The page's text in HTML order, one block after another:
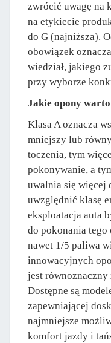
zwrócić uwagę na
na etykiecie
do G (najniższa).
obowiązek
wiedział, jakiego
przy wyborze
Jakie opony
Klasa A oznacza
mniejszy lub
toczenia, tym
pokonywanie, a
uwalnia się więcej
uwzględnić klasę
eksploatacja auta
do pokonania tego
nawet 1/5 paliwa
innowacyjnych
jest równoznaczny
Dostępne są
zapewniającej
najmniejsze
komfort jazdy i